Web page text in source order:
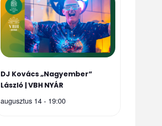
DJ Kovács „Nagyember”
László | VBH NYÁR
augusztus 14 - 19:00